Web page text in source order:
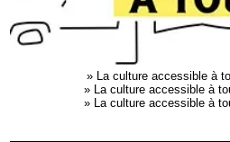
» La culture accessible à
» La culture accessible à
» La culture accessible à